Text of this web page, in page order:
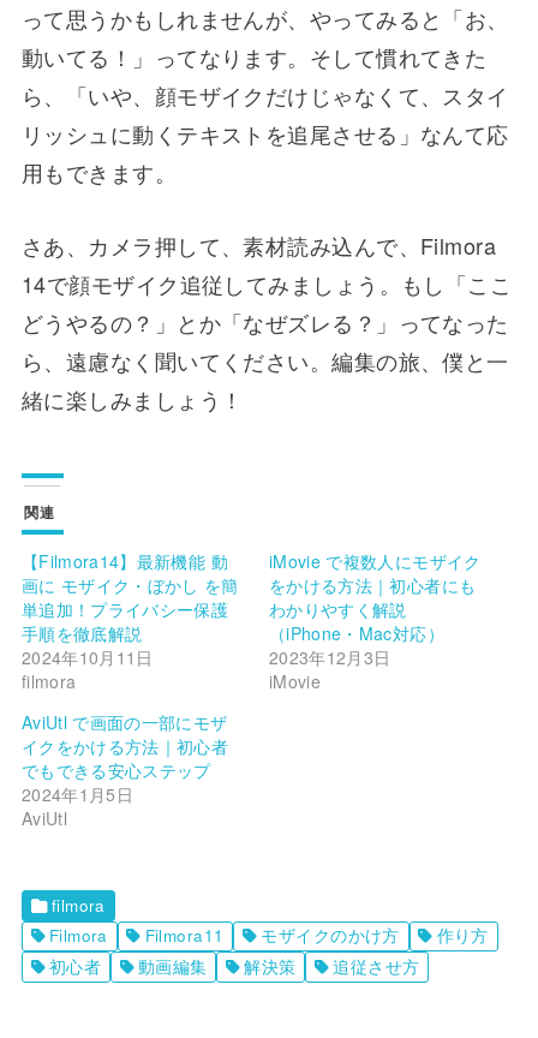
って思うかもしれませんが、やってみると「お、
動いてる！」ってなります。そして慣れてきた
ら、「いや、顔モザイクだけじゃなくて、スタイ
リッシュに動くテキストを追尾させる」なんて応
用もできます。
さあ、カメラ押して、素材読み込んで、Filmora
14で顔モザイク追従してみましょう。もし「ここ
どうやるの？」とか「なぜズレる？」ってなった
ら、遠慮なく聞いてください。編集の旅、僕と一
緒に楽しみましょう！
関連
【Filmora14】最新機能 動
画に モザイク・ぼかし を簡
単追加！プライバシー保護
手順を徹底解説
2024年10月11日
filmora
iMovie で複数人にモザイク
をかける方法｜初心者にも
わかりやすく解説
（iPhone・Mac対応）
2023年12月3日
iMovie
AviUtl で画面の一部にモザ
イクをかける方法｜初心者
でもできる安心ステップ
2024年1月5日
AviUtl
filmora
Filmora
Filmora11 モザイクのかけ方
作り方
初心者
動画編集 解決策 追従させ方